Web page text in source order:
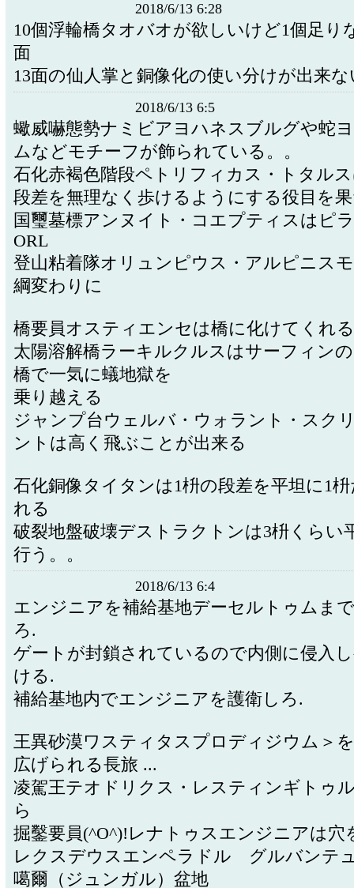
2018/6/13 6:28
10個浮輪橋タオバオが欲しいけど1個足り
面
13面の仙人掌と銅像化の使い分けが出来な
2018/6/13 6:5
蠍威嚇態勢ナミビアヨハネスブルグや蛇
ムなどモチーフが飾られている。。
石化赤褐色階段ペトリフィカス・トタル
段差を無理なく歩けるようにする役目
国璽墓標アンヌイト・コエプティスはピ
ORL
登山粘着隊オリュンピウス・アルピニス
綱変わりに
橋要員オスティエンセは橋に化けてく
太陽溶解橋ラーキルクルスはサーフィン
橋で一気に蟻地獄を
乗り越える
ジャンプ台ウェルバ・ウォラント・スク
ントは高く飛ぶことが出来る
石化銅像タイタンは1枡の段差を平坦に1
れる
破裂地盤破壊デストラクトンは3枡くらい
行う。。
2018/6/13 6:4
エンジニアを補給基地デーセルトゥムま
ろ.
ゲートが封鎖されているので内側に侵入
ける.
補給基地内でエンジニアを護衛しろ.
王異砂漠ワスティタスプロディジウム＞
広げられる長旅 ...
凌駕王テオドリクス・レスティンギトゥ
ら
掘鑿要員(^O^)!レナトゥスエンジニアは
レクスデウスエンペラドル グルバンテ
噶爾（ジュンガル）盆地